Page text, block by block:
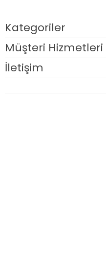
Kategoriler
Müşteri Hizmetleri
İletişim